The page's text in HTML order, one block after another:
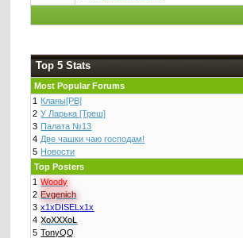
Top 5 Stats
Most Popular Forums
1 Кланы[PB]
2 У Ларька [Треш]
3 Палата №13
4 Две чашки чаю господам!
5 Новости
Top Posters
1 Woody
2 Evgenich
3 x1xDISELx1x
4 XoXXXoL
5 TonyQQ